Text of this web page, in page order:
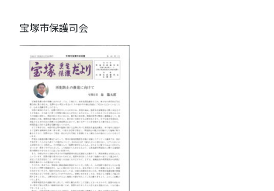
宝塚市保護司会